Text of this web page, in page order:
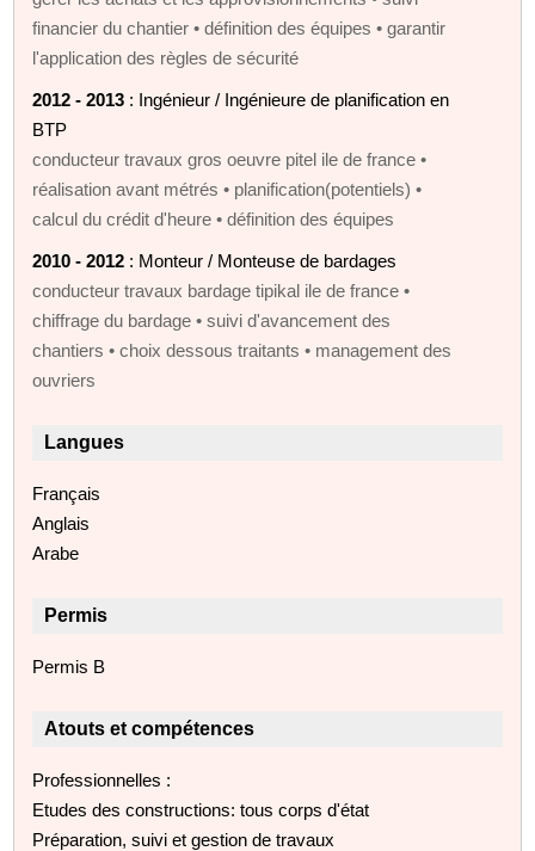
financier du chantier • définition des équipes • garantir
l'application des règles de sécurité
2012 - 2013 : Ingénieur / Ingénieure de planification en
BTP
conducteur travaux gros oeuvre pitel ile de france •
réalisation avant métrés • planification(potentiels) •
calcul du crédit d'heure • définition des équipes
2010 - 2012 : Monteur / Monteuse de bardages
conducteur travaux bardage tipikal ile de france •
chiffrage du bardage • suivi d'avancement des
chantiers • choix dessous traitants • management des
ouvriers
Langues
Français
Anglais
Arabe
Permis
Permis B
Atouts et compétences
Professionnelles :
Etudes des constructions: tous corps d'état
Préparation, suivi et gestion de travaux